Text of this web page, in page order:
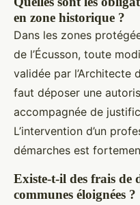
en zone historique ?
Dans les zones
de l’Écusson, toute
validée par l’Architecte
faut déposer une
accompagnée de
L’intervention d’un
démarches est
Existe-t-il des frais de
communes éloignées ?